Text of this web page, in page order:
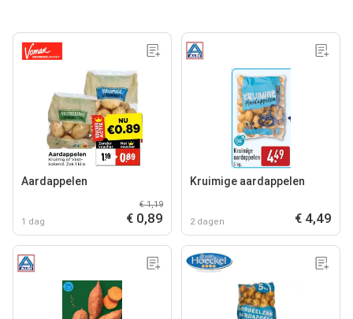
Aardappelen
1 dag
€ 1,19
€ 0,89
Kruimige aardappelen
2 dagen € 4,49